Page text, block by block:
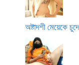
অষ্টাদশী মেয়েকে